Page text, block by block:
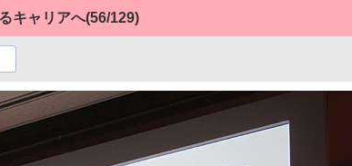
キャリアへ(56/129)